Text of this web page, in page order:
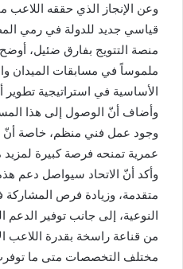
وعن الإنجاز الذي حققه
منصة التتويج بفارق ضئيل،
ملموساً في مسابقات الميدان
الأساسية في استراتيجية تطوير
وأضاف أنّ الوصول إلى هذا
وجود عمل فني منظم، خاصة أنّ
عمرية تمنحه فرصة كبيرة لمزيد
وأكد أنّ الاتحاد سيواصل دعم
متقدمة، وزيادة فرص
النوعية، إلى جانب توفير الدعم
من قناعة راسخة بقدرة اللاعب
مختلف التخصصات متى ما توفرت